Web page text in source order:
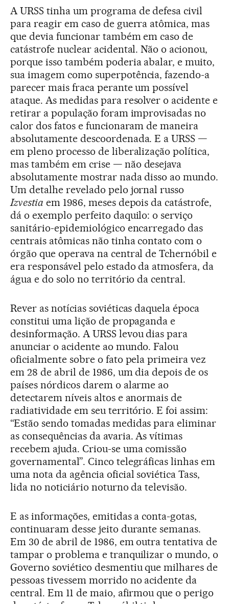
A URSS tinha um programa de defesa civil
para reagir em caso de guerra atômica, mas
que devia funcionar também em caso de
catástrofe nuclear acidental. Não o acionou,
porque isso também poderia abalar, e muito,
sua imagem como superpotência, fazendo-a
parecer mais fraca perante um possível
ataque. As medidas para resolver o acidente e
retirar a população foram improvisadas no
calor dos fatos e funcionaram de maneira
absolutamente descoordenada. E a URSS —
em pleno processo de liberalização política,
mas também em crise — não desejava
absolutamente mostrar nada disso ao mundo.
Um detalhe revelado pelo jornal russo
Izvestia em 1986, meses depois da catástrofe,
dá o exemplo perfeito daquilo: o serviço
sanitário-epidemiológico encarregado das
centrais atômicas não tinha contato com o
órgão que operava na central de Tchernóbil e
era responsável pelo estado da atmosfera, da
água e do solo no território da central.
Rever as notícias soviéticas daquela época
constitui uma lição de propaganda e
desinformação. A URSS levou dias para
anunciar o acidente ao mundo. Falou
oficialmente sobre o fato pela primeira vez
em 28 de abril de 1986, um dia depois de os
países nórdicos darem o alarme ao
detectarem níveis altos e anormais de
radiatividade em seu território. E foi assim:
“Estão sendo tomadas medidas para eliminar
as consequências da avaria. As vítimas
recebem ajuda. Criou-se uma comissão
governamental”. Cinco telegráficas linhas em
uma nota da agência oficial soviética Tass,
lida no noticiário noturno da televisão.
E as informações, emitidas a conta-gotas,
continuaram desse jeito durante semanas.
Em 30 de abril de 1986, em outra tentativa de
tampar o problema e tranquilizar o mundo, o
Governo soviético desmentiu que milhares de
pessoas tivessem morrido no acidente da
central. Em 11 de maio, afirmou que o perigo